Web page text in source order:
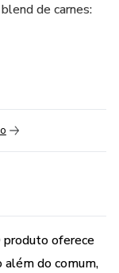
de carnes:
produto oferece
além do comum,